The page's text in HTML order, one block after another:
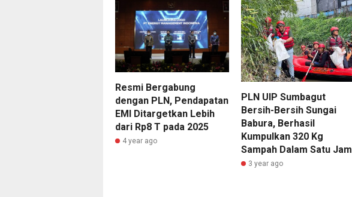
Resmi Bergabung
dengan PLN, Pendapatan
EMI Ditargetkan Lebih
dari Rp8 T pada 2025
4 year ago
PLN UIP Sumbagut
Bersih-Bersih Sungai
Babura, Berhasil
Kumpulkan 320 Kg
Sampah Dalam Satu Jam
3 year ago